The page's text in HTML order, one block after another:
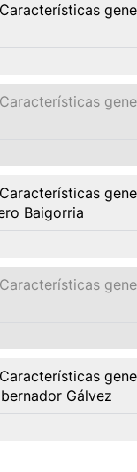
Baigorria
Gálvez